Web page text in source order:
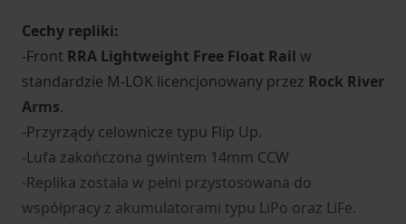
Cechy repliki:
-Front RRA Lightweight Free Float Rail w
standardzie M-LOK licencjonowany przez Rock River
Arms.
-Przyrządy celownicze typu Flip Up.
-Lufa zakończona gwintem 14mm CCW
-Replika została w pełni przystosowana do
współpracy z akumulatorami typu LiPo oraz LiFe.